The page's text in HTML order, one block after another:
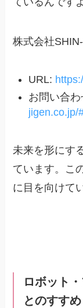
株式会社
URL:
お問い合
jigen.co.jp/
未来を形にす
ています。こ
に目を向けて
ロボット
とのすすめ